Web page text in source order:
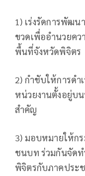
1) เร่งรัดการพัฒน
ขวดเพื่ออำนวยค
พื้นที่จังหวัดพิจิตร
2) กำชับให้การดำ
หน่วยงานตั้งอยู่บ
สำคัญ
3) มอบหมายให้ก
ชนบท ร่วมกันจัดท
พิจิตรกับภาคประ